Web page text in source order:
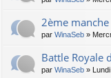
2ème
par WinaSeb »
Battle Royale
par WinaSeb »